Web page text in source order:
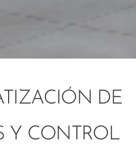
DE
Y CONTROL